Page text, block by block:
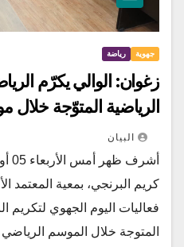
جهوية رياضة
زغوان: الوالي يكرّم
الرياضية المتوّجة خلال موسم
البيان
كريم البرنجي، بمعية المعتمد
فعاليات اليوم الجهوي لتكريم
المتوجة خلال الموسم الرياضي 2025-2026،…